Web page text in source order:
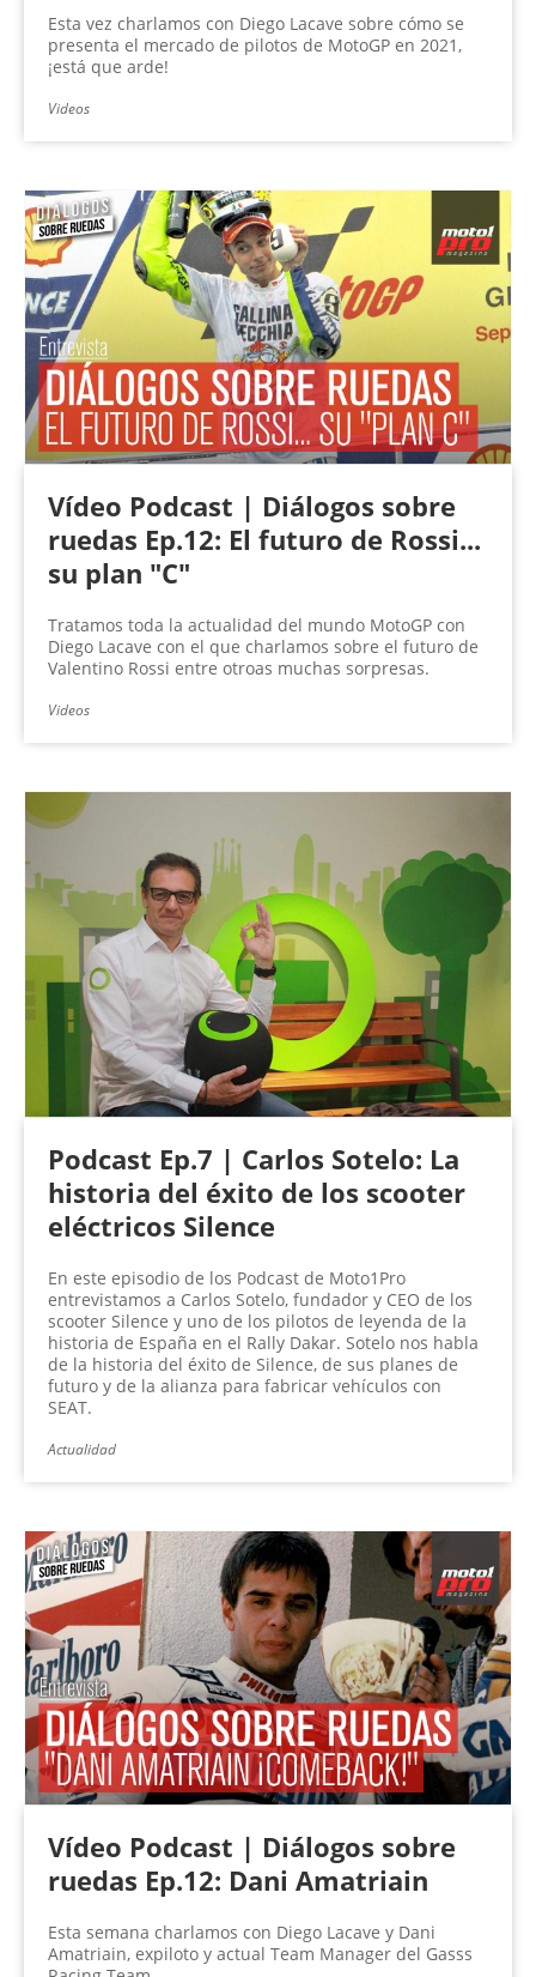
Esta vez charlamos con Diego Lacave sobre cómo se
presenta el mercado de pilotos de MotoGP en 2021,
¡está que arde!
Videos
Vídeo Podcast | Diálogos sobre
ruedas Ep.12: El futuro de Rossi...
su plan "C"
Tratamos toda la actualidad del mundo MotoGP con
Diego Lacave con el que charlamos sobre el futuro de
Valentino Rossi entre otroas muchas sorpresas.
Videos
Podcast Ep.7 | Carlos Sotelo: La
historia del éxito de los scooter
eléctricos Silence
En este episodio de los Podcast de Moto1Pro
entrevistamos a Carlos Sotelo, fundador y CEO de los
scooter Silence y uno de los pilotos de leyenda de la
historia de España en el Rally Dakar. Sotelo nos habla
de la historia del éxito de Silence, de sus planes de
futuro y de la alianza para fabricar vehículos con
SEAT.
Actualidad
Vídeo Podcast | Diálogos sobre
ruedas Ep.12: Dani Amatriain
Esta semana charlamos con Diego Lacave y Dani
Amatriain, expiloto y actual Team Manager del Gasss